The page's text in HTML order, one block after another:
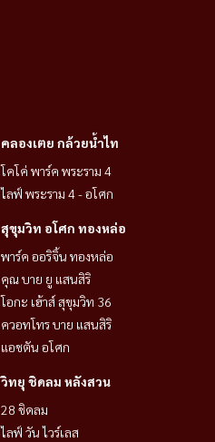
คลองเตย กล้วยน้ำไท
โคโค่ พาร์ค พระราม 4
ไลฟ์ พระราม 4 - อโศก
สุขุมวิท อโศก ทองหล่อ
พาร์ค ออริจิ้น ทองหล่อ
คุณ บาย ยู แสนสิริ
โอกะ เฮ้าส์ สุขุมวิท 36
ควอทโทร บาย แสนสิริ
แอชตัน อโศก
วิทยุ ชิดลม หลังสวน
28 ชิดลม
ไลฟ์ วัน ไวร์เลส